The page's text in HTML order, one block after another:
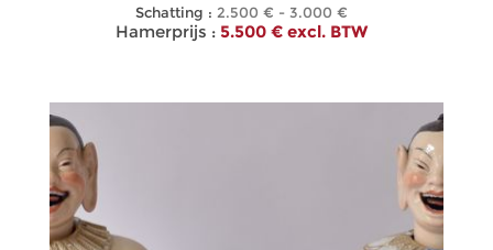
Schatting : 2.500 € - 3.000 €
Hamerprijs : 5.500 € excl. BTW